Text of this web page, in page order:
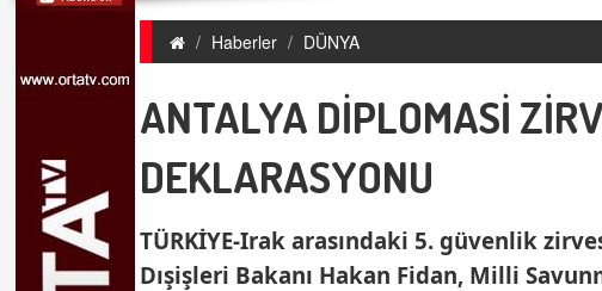
Haberler DÜNYA
ANTALYA DİPLOMASİ
DEKLARASYONU
TÜRKİYE-Irak arasındaki 5. güvenlik
Dışişleri Bakanı Hakan Fidan, Milli